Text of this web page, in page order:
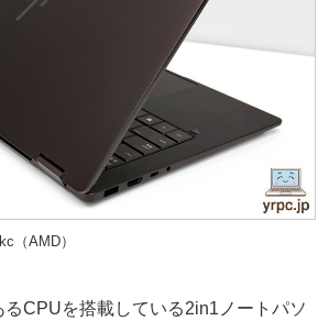
（AMD）
CPUを搭載している2in1ノートパソ